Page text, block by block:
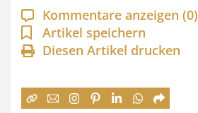
a
n
n
:
Kommentare anzeigen (0)
Artikel speichern
Diesen Artikel drucken